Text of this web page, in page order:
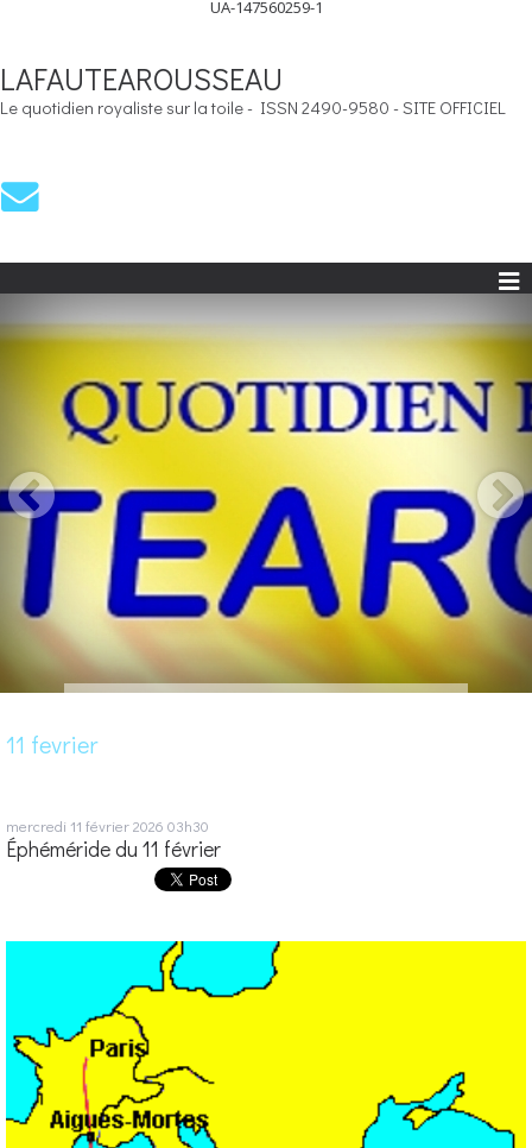
UA-147560259-1
LAFAUTEAROUSSEAU
Le quotidien royaliste sur la toile - ISSN 2490-9580 - SITE OFFICIEL
11 fevrier
mercredi 11 février 2026 03h30
Éphéméride du 11 février